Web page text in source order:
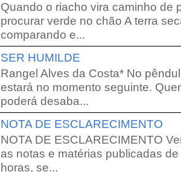
Quando o riacho vira caminho de
procurar verde no chão A terra
comparando e...
SER HUMILDE
Rangel Alves da Costa* No
estará no momento seguinte.
poderá desaba...
NOTA DE ESCLARECIMENTO
NOTA DE ESCLARECIMENTO
as notas e matérias publicadas
horas, se...